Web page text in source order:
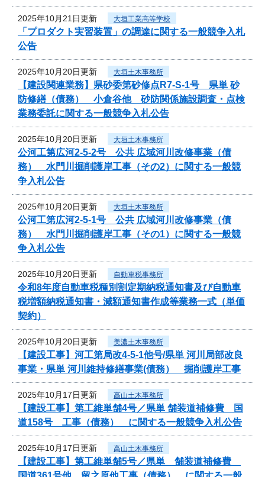
2025年10月21日更新 大垣工業高等学校
「プロダクト実習装置」の調達に関する一般競争入札
公告
2025年10月20日更新 大垣土木事務所
【建設関連業務】県砂委第砂修点R7-S-1号 県単 砂
防修繕（債務） 小倉谷他 砂防関係施設調査・点検
業務委託に関する一般競争入札公告
2025年10月20日更新 大垣土木事務所
公河工第広河2-5-2号 公共 広域河川改修事業（債
務） 水門川掘削護岸工事（その2）に関する一般競
争入札公告
2025年10月20日更新 大垣土木事務所
公河工第広河2-5-1号 公共 広域河川改修事業（債
務） 水門川掘削護岸工事（その1）に関する一般競
争入札公告
2025年10月20日更新 自動車税事務所
令和8年度自動車税種別割定期納税通知書及び自動車
税増額納税通知書・減額通知書作成等業務一式（単価
契約）
2025年10月20日更新 美濃土木事務所
【建設工事】河工第局改4-5-1他号/県単 河川局部改良
事業・県単 河川維持修繕事業(債務） 掘削護岸工事
2025年10月17日更新 高山土木事務所
【建設工事】第工維単舗4号／県単 舗装道補修費 国
道158号 工事（債務） に関する一般競争入札公告
2025年10月17日更新 高山土木事務所
【建設工事】第工維単舗5号／県単 舗装道補修費